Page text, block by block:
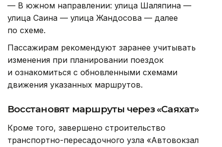
— В южном направлении: улица Шаляпина —
улица Саина — улица Жандосова — далее
по схеме.
Пассажирам рекомендуют заранее учитывать
изменения при планировании поездок
и ознакомиться с обновленными схемами
движения указанных маршрутов.
Восстановят маршруты через «Саяхат»
Кроме того, завершено строительство
транспортно-пересадочного узла «Автовокзал